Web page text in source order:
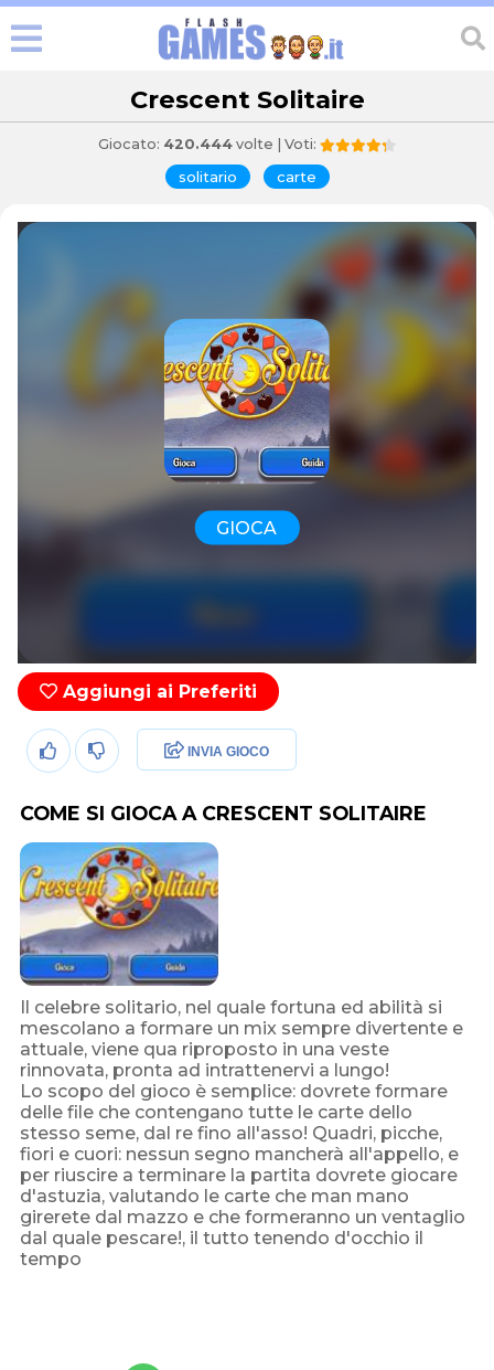
Crescent Solitaire
Giocato: 420.444 volte | Voti:
solitario carte
GIOCA
Aggiungi ai Preferiti
INVIA GIOCO
COME SI GIOCA A CRESCENT SOLITAIRE
Il celebre solitario, nel quale fortuna ed abilità si
mescolano a formare un mix sempre divertente e
attuale, viene qua riproposto in una veste
rinnovata, pronta ad intrattenervi a lungo!
Lo scopo del gioco è semplice: dovrete formare
delle file che contengano tutte le carte dello
stesso seme, dal re fino all'asso! Quadri, picche,
fiori e cuori: nessun segno mancherà all'appello, e
per riuscire a terminare la partita dovrete giocare
d'astuzia, valutando le carte che man mano
girerete dal mazzo e che formeranno un ventaglio
dal quale pescare!, il tutto tenendo d'occhio il
tempo